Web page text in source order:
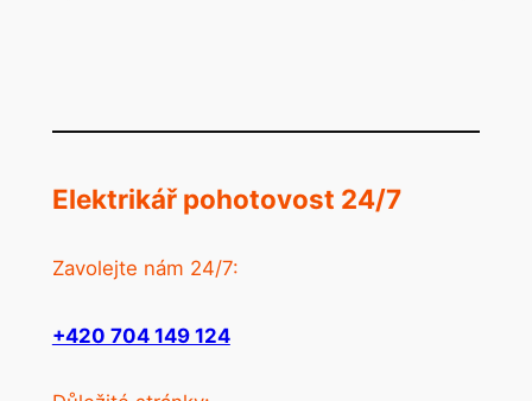
Elektrikář pohotovost 24/7
Zavolejte nám 24/7:
+420 704 149 124